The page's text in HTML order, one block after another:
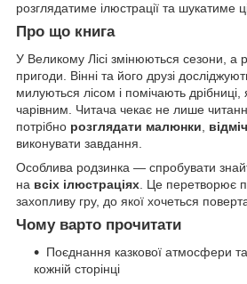
розглядатиме ілюстрації та шукатиме
Про що книга
У Великому Лісі змінюються сезони, а
пригоди. Вінні та його друзі
милуються лісом і помічають
чарівним. Читача чекає не лише
потрібно розглядати малюнки,
виконувати завдання.
Особлива родзинка — спробувати
на всіх ілюстраціях. Це перетворює
захопливу гру, до якої хочеться
Чому варто прочитати
Поєднання казкової атмосфери
кожній сторінці